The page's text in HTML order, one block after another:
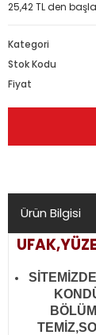
25,42 TL den
Kategori
Stok Kodu
Fiyat
Ürün Bilgisi